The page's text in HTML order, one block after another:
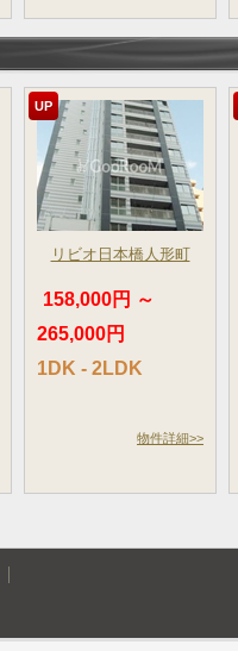
UP
リビオ日本橋人形町
158,000円 ～
265,000円
1DK - 2LDK
物件詳細>>